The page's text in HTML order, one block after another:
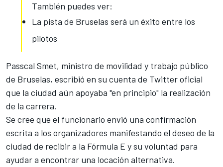
También puedes ver:
La pista de Bruselas será un éxito entre los
pilotos
Passcal Smet, ministro de movilidad y trabajo público
de Bruselas, escribió en su cuenta de Twitter oficial
que la ciudad aún apoyaba "en principio" la realización
de la carrera.
Se cree que el funcionario envió una confirmación
escrita a los organizadores manifestando el deseo de la
ciudad de recibir a la Fórmula E y su voluntad para
ayudar a encontrar una locación alternativa.